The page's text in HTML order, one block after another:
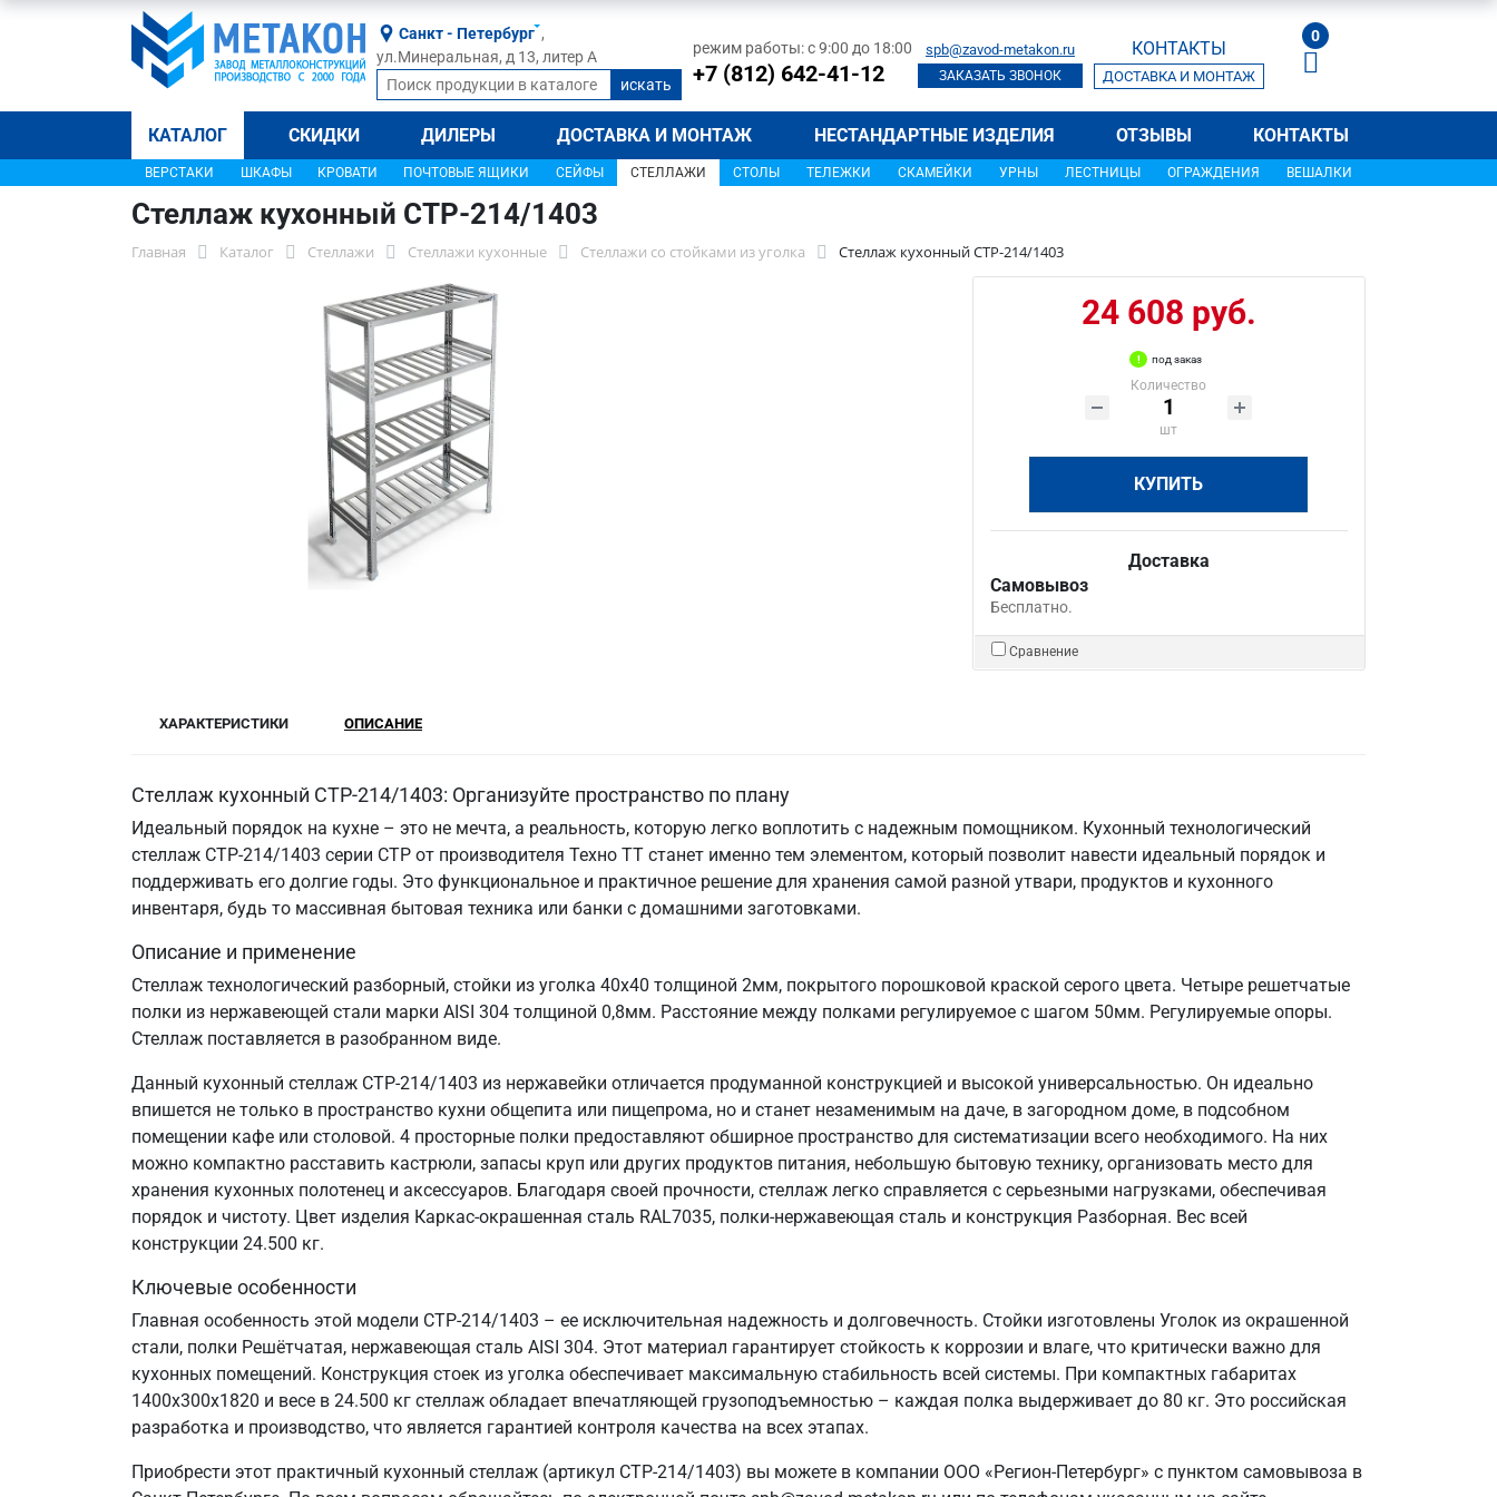
Санкт - Петербург ,
ул.Минеральная, д 13, литер А
режим работы: с 9:00 до 18:00
+7 (812) 642-41-12
spb@zavod-metakon.ru
ЗАКАЗАТЬ ЗВОНОК
КОНТАКТЫ
ДОСТАВКА И МОНТАЖ
0
КАТАЛОГ СКИДКИ ДИЛЕРЫ ДОСТАВКА И МОНТАЖ НЕСТАНДАРТНЫЕ ИЗДЕЛИЯ ОТЗЫВЫ КОНТАКТЫ
ВЕРСТАКИ ШКАФЫ КРОВАТИ ПОЧТОВЫЕ ЯЩИКИ СЕЙФЫ СТЕЛЛАЖИ СТОЛЫ ТЕЛЕЖКИ СКАМЕЙКИ УРНЫ ЛЕСТНИЦЫ ОГРАЖДЕНИЯ ВЕШАЛКИ
Стеллаж кухонный СТР-214/1403
Главная Каталог Стеллажи Стеллажи кухонные Стеллажи со стойками из уголка Стеллаж кухонный СТР-214/1403
24 608 руб.
под заказ
Количество
шт
КУПИТЬ
Доставка
Самовывоз
Бесплатно.
Сравнение
ХАРАКТЕРИСТИКИ ОПИСАНИЕ
Стеллаж кухонный СТР-214/1403: Организуйте пространство по плану
Идеальный порядок на кухне – это не мечта, а реальность, которую легко воплотить с надежным помощником. Кухонный технологический
стеллаж СТР-214/1403 серии СТР от производителя Техно ТТ станет именно тем элементом, который позволит навести идеальный порядок и
поддерживать его долгие годы. Это функциональное и практичное решение для хранения самой разной утвари, продуктов и кухонного
инвентаря, будь то массивная бытовая техника или банки с домашними заготовками.
Описание и применение
Стеллаж технологический разборный, стойки из уголка 40х40 толщиной 2мм, покрытого порошковой краской серого цвета. Четыре решетчатые
полки из нержавеющей стали марки AISI 304 толщиной 0,8мм. Расстояние между полками регулируемое с шагом 50мм. Регулируемые опоры.
Стеллаж поставляется в разобранном виде.
Данный кухонный стеллаж СТР-214/1403 из нержавейки отличается продуманной конструкцией и высокой универсальностью. Он идеально
впишется не только в пространство кухни общепита или пищепрома, но и станет незаменимым на даче, в загородном доме, в подсобном
помещении кафе или столовой. 4 просторные полки предоставляют обширное пространство для систематизации всего необходимого. На них
можно компактно расставить кастрюли, запасы круп или других продуктов питания, небольшую бытовую технику, организовать место для
хранения кухонных полотенец и аксессуаров. Благодаря своей прочности, стеллаж легко справляется с серьезными нагрузками, обеспечивая
порядок и чистоту. Цвет изделия Каркас-окрашенная сталь RAL7035, полки-нержавеющая сталь и конструкция Разборная. Вес всей
конструкции 24.500 кг.
Ключевые особенности
Главная особенность этой модели СТР-214/1403 – ее исключительная надежность и долговечность. Стойки изготовлены Уголок из окрашенной
стали, полки Решётчатая, нержавеющая сталь AISI 304. Этот материал гарантирует стойкость к коррозии и влаге, что критически важно для
кухонных помещений. Конструкция стоек из уголка обеспечивает максимальную стабильность всей системы. При компактных габаритах
1400х300х1820 и весе в 24.500 кг стеллаж обладает впечатляющей грузоподъемностью – каждая полка выдерживает до 80 кг. Это российская
разработка и производство, что является гарантией контроля качества на всех этапах.
Приобрести этот практичный кухонный стеллаж (артикул СТР-214/1403) вы можете в компании ООО «Регион-Петербург» с пунктом самовывоза в